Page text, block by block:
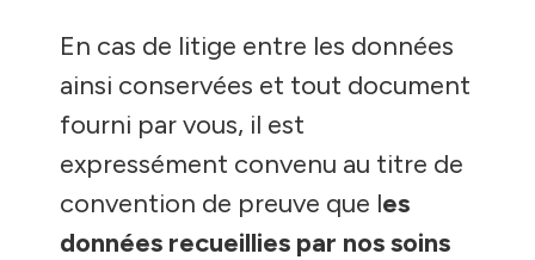
En cas de litige entre les données
ainsi conservées et tout document
fourni par vous, il est
expressément convenu au titre de
convention de preuve que les
données recueillies par nos soins